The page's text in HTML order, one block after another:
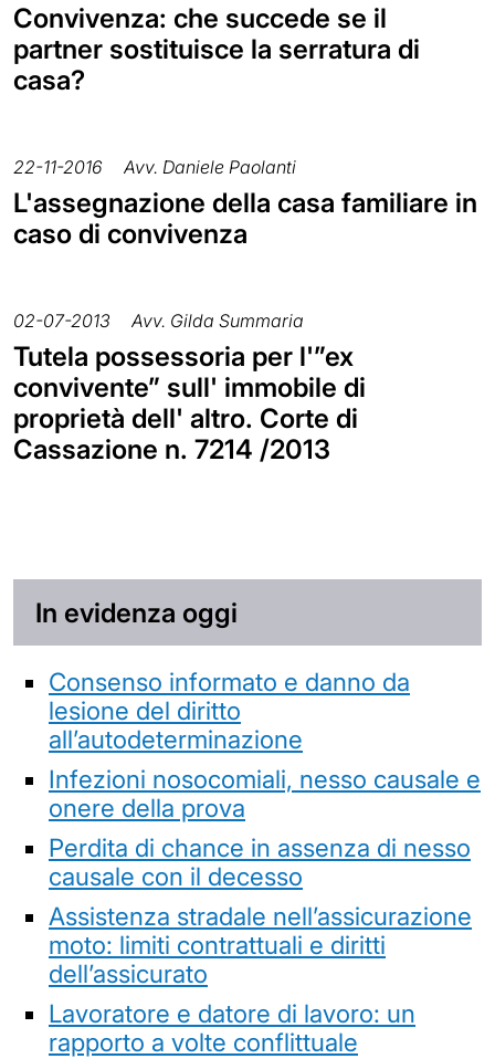
Convivenza: che succede se il
partner sostituisce la serratura di
casa?
22-11-2016 Avv. Daniele Paolanti
L'assegnazione della casa familiare in
caso di convivenza
02-07-2013 Avv. Gilda Summaria
Tutela possessoria per l'”ex
convivente” sull' immobile di
proprietà dell' altro. Corte di
Cassazione n. 7214 /2013
In evidenza oggi
Consenso informato e danno da
lesione del diritto
all’autodeterminazione
Infezioni nosocomiali, nesso causale e
onere della prova
Perdita di chance in assenza di nesso
causale con il decesso
Assistenza stradale nell’assicurazione
moto: limiti contrattuali e diritti
dell’assicurato
Lavoratore e datore di lavoro: un
rapporto a volte conflittuale